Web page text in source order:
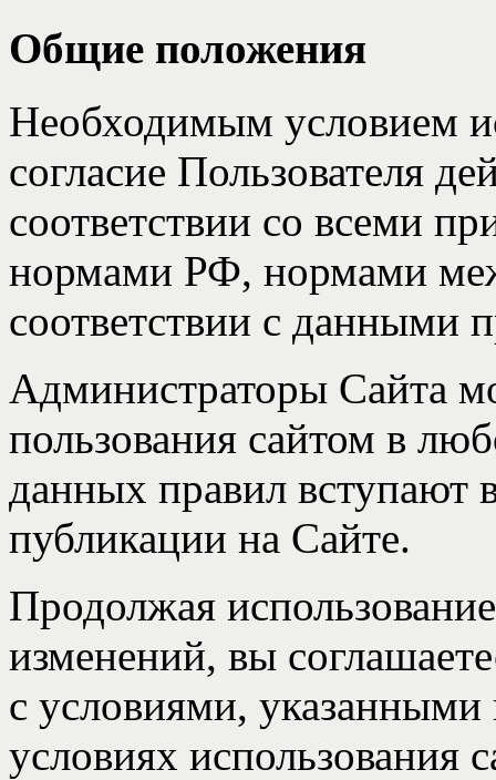
Общие положения
Необходимым условием
согласие Пользователя
соответствии со всеми
нормами РФ, нормами
соответствии с данными
Администраторы Сайта
пользования сайтом в
данных правил вступают
публикации на Сайте.
Продолжая
изменений, вы
с условиями,
условиях использования